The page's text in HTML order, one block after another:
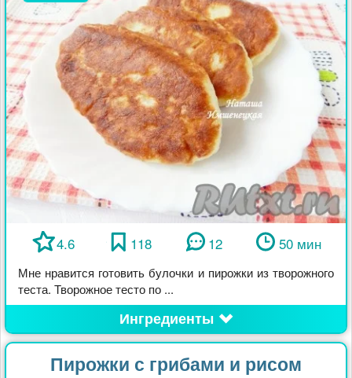
4.6 118 12 50 мин
Мне нравится готовить булочки и пирожки из творожного
теста. Творожное тесто по ...
Ингредиенты
Пирожки с грибами и рисом